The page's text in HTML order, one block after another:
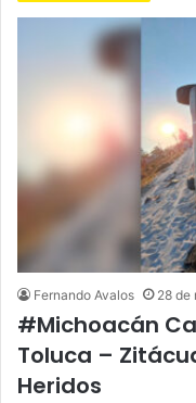
Fernando Avalos 28 de
#Michoacán
Toluca –
Heridos